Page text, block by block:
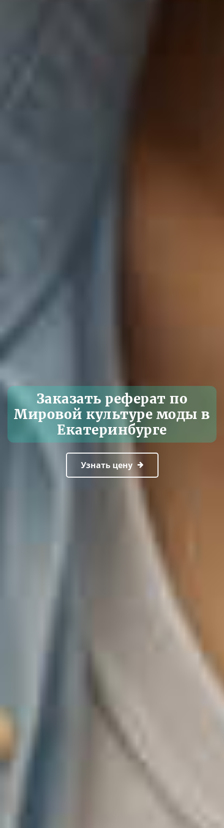
Заказать реферат по
Мировой культуре моды в
Екатеринбурге
Узнать цену